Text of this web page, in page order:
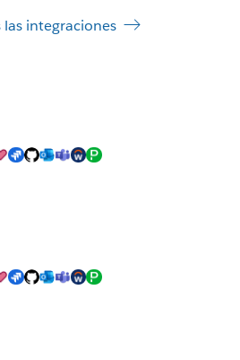
las integraciones